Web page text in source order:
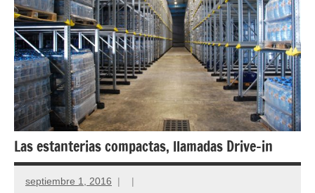
Las estanterias compactas, llamadas Drive-in
septiembre 1, 2016